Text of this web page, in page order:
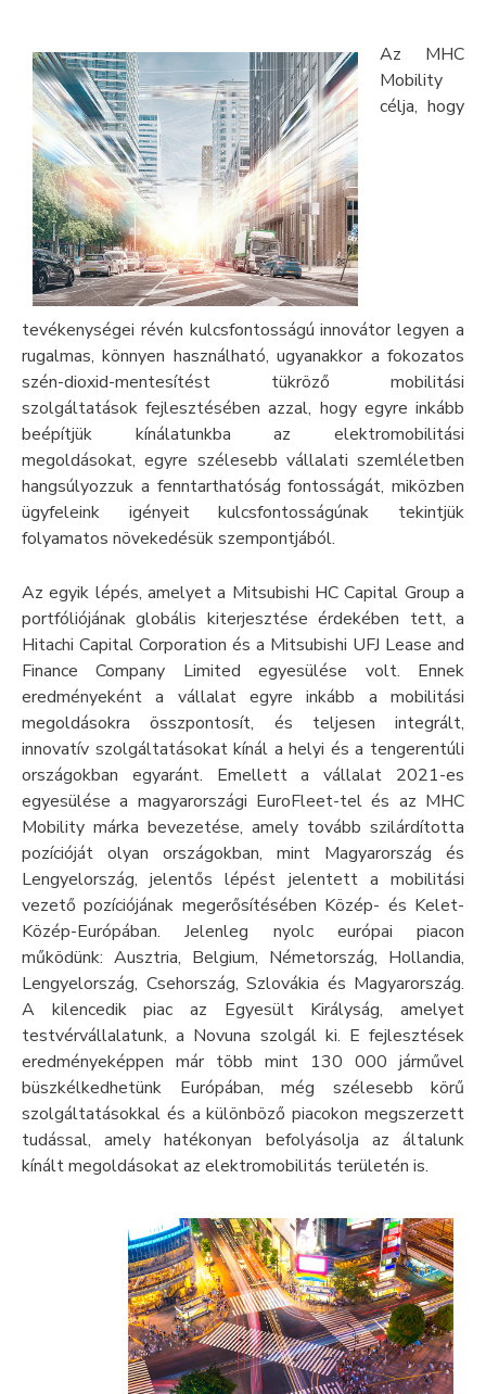
Az MHC
Mobility
célja, hogy
tevékenységei révén kulcsfontosságú innovátor legyen a
rugalmas, könnyen használható, ugyanakkor a fokozatos
szén-dioxid-mentesítést tükröző mobilitási
szolgáltatások fejlesztésében azzal, hogy egyre inkább
beépítjük kínálatunkba az elektromobilitási
megoldásokat, egyre szélesebb vállalati szemléletben
hangsúlyozzuk a fenntarthatóság fontosságát, miközben
ügyfeleink igényeit kulcsfontosságúnak tekintjük
folyamatos növekedésük szempontjából.
Az egyik lépés, amelyet a Mitsubishi HC Capital Group a
portfóliójának globális kiterjesztése érdekében tett, a
Hitachi Capital Corporation és a Mitsubishi UFJ Lease and
Finance Company Limited egyesülése volt. Ennek
eredményeként a vállalat egyre inkább a mobilitási
megoldásokra összpontosít, és teljesen integrált,
innovatív szolgáltatásokat kínál a helyi és a tengerentúli
országokban egyaránt. Emellett a vállalat 2021-es
egyesülése a magyarországi EuroFleet-tel és az MHC
Mobility márka bevezetése, amely tovább szilárdította
pozícióját olyan országokban, mint Magyarország és
Lengyelország, jelentős lépést jelentett a mobilitási
vezető pozíciójának megerősítésében Közép- és Kelet-
Közép-Európában. Jelenleg nyolc európai piacon
működünk: Ausztria, Belgium, Németország, Hollandia,
Lengyelország, Csehország, Szlovákia és Magyarország.
A kilencedik piac az Egyesült Királyság, amelyet
testvérvállalatunk, a Novuna szolgál ki. E fejlesztések
eredményeképpen már több mint 130 000 járművel
büszkélkedhetünk Európában, még szélesebb körű
szolgáltatásokkal és a különböző piacokon megszerzett
tudással, amely hatékonyan befolyásolja az általunk
kínált megoldásokat az elektromobilitás területén is.